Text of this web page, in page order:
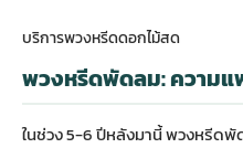
บริการพวงหรีดดอกไม้สด
พวงหรีดพัดลม: ความแ
ในช่วง 5-6 ปีหลังมานี้พวงหรีดพั